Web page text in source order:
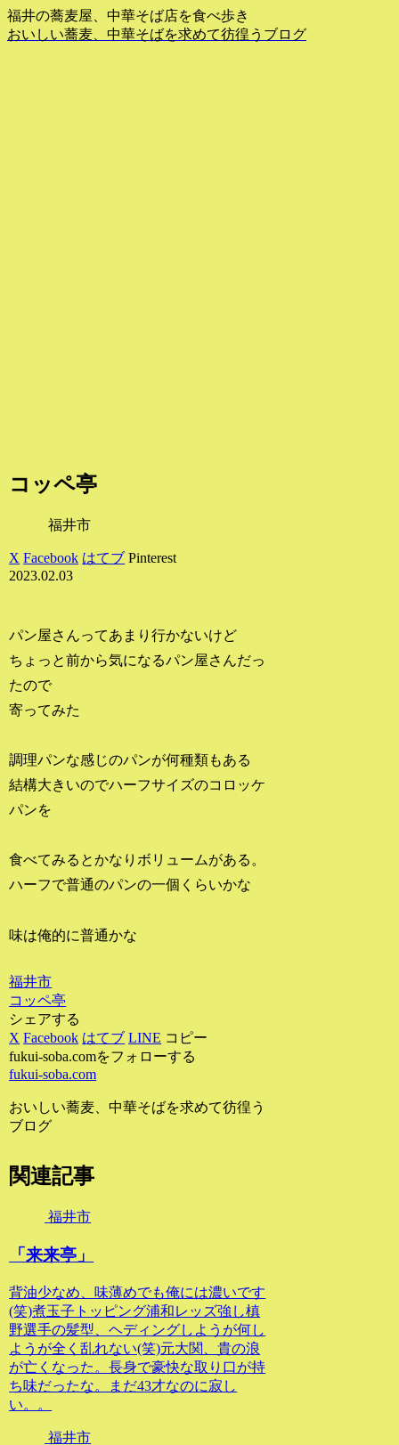
福井の蕎麦屋、中華そば店を食べ歩き
おいしい蕎麦、中華そばを求めて彷徨うブログ
コッペ亭
福井市
X Facebook はてブ Pinterest
2023.02.03
パン屋さんってあまり行かないけど
ちょっと前から気になるパン屋さんだっ
たので
寄ってみた
調理パンな感じのパンが何種類もある
結構大きいのでハーフサイズのコロッケ
パンを
食べてみるとかなりボリュームがある。
ハーフで普通のパンの一個くらいかな
味は俺的に普通かな
福井市
コッペ亭
シェアする
X Facebook はてブ LINE コピー
fukui-soba.comをフォローする
fukui-soba.com
おいしい蕎麦、中華そばを求めて彷徨う
ブログ
関連記事
福井市
「来来亭」
背油少なめ、味薄めでも俺には濃いです
(笑)煮玉子トッピング浦和レッズ強し槙
野選手の髪型、ヘディングしようが何し
ようが全く乱れない(笑)元大関、貴の浪
が亡くなった。長身で豪快な取り口が持
ち味だったな。まだ43才なのに寂し
い。。
福井市